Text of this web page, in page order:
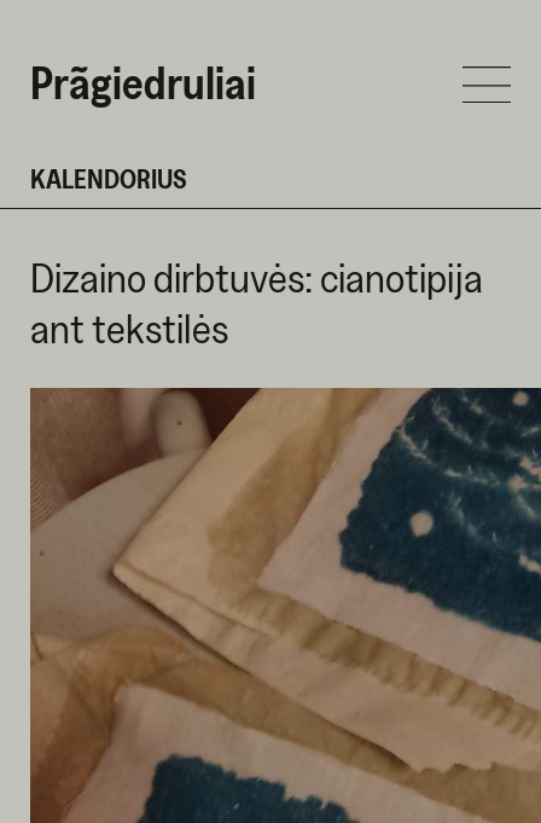
Prãgiedruliai
KALENDORIUS
Dizaino dirbtuvės: cianotipija
ant tekstilės
VASARIO 28 D. 2024